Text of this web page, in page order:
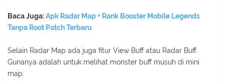
Baca Juga:Apk Radar Map + Rank Booster Mobile Legends
Tanpa Root Patch Terbaru
Selain Radar Map ada juga fitur View Buff atau Radar Buff.
Gunanya adalah untuk melihat monster buff musuh di mini
map.